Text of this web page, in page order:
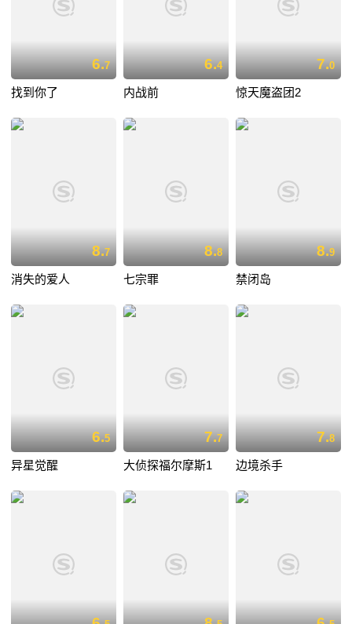
6.7
找到你了
6.4
内战前
7.0
惊天魔盗团2
8.7
消失的爱人
8.8
七宗罪
8.9
禁闭岛
6.5
异星觉醒
7.7
大侦探福尔摩斯1
7.8
边境杀手